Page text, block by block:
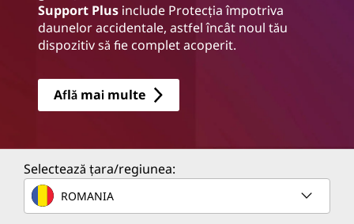
Support Plus include Protecția împotriva
daunelor accidentale, astfel încât noul tău
dispozitiv să fie complet acoperit.
Află mai multe
Selectează țara/regiunea:
ROMANIA